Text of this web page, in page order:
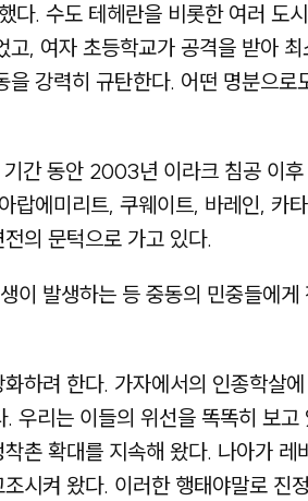
. 수도 테헤란을 비롯한 여러 도
, 여자 초등학교가 공격을 받아
강력히 규탄한다. 어떤 명분으
간 동안 2003년 이라크 침공 이
에미리트, 쿠웨이트, 바레인, 카
의 문턱으로 가고 있다.
발생하는 등 중동의 민중들에
하려 한다. 가자에서의 인종학살
리는 이들의 위선을 똑똑히 보고
촌 확대를 지속해 왔다. 나아가 레
시켜 왔다. 이러한 행태야말로 진